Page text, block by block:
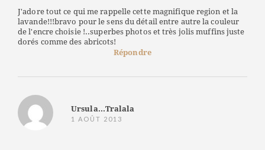
J'adore tout ce qui me rappelle cette magnifique region et la
lavande!!!bravo pour le sens du détail entre autre la couleur
de l'encre choisie !..superbes photos et très jolis muffins juste
dorés comme des abricots!
Répondre
Ursula...Tralala
1 AOÛT 2013